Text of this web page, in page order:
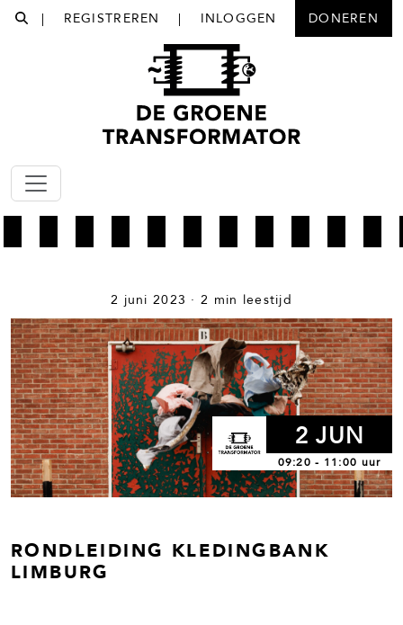
| REGISTREREN | INLOGGEN DONEREN
2 juni 2023 · 2 min leestijd
2 JUN
09:20 - 11:00 uur
RONDLEIDING KLEDINGBANK
LIMBURG